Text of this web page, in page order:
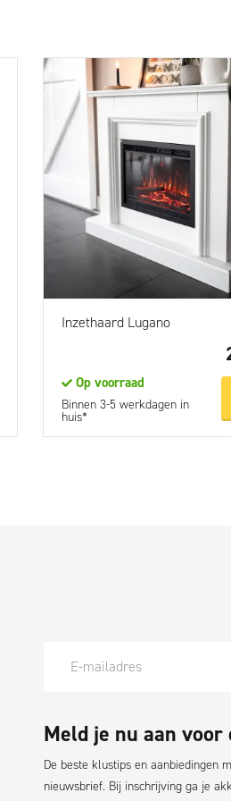
Inzethaard Lugano
Op voorraad
Binnen 3-5 werkdagen in
huis*
Meld je nu aan
De beste klustips en aanbiedingen
nieuwsbrief. Bij inschrijving ga je